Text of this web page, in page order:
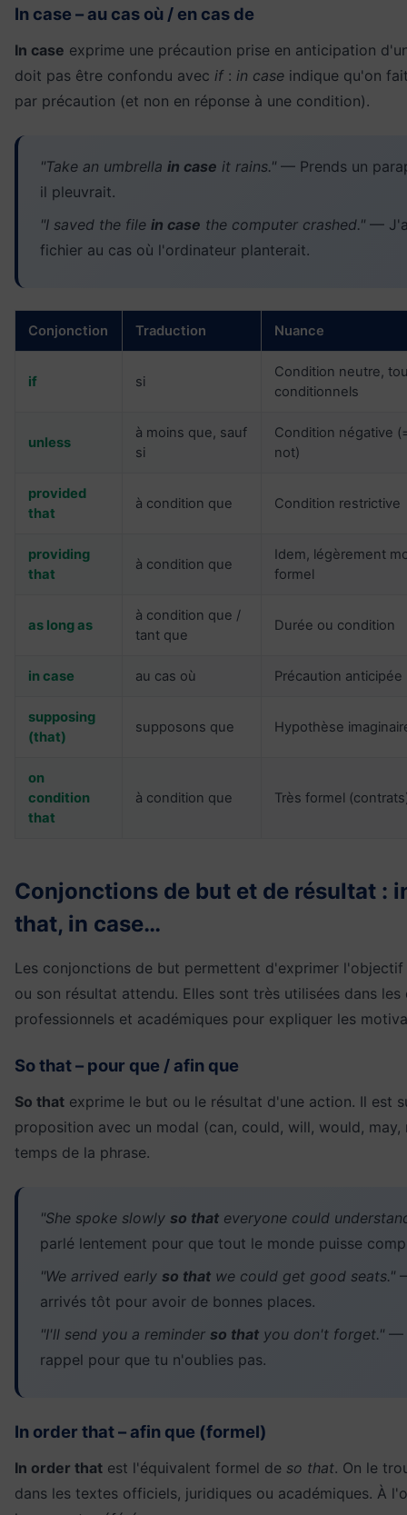
In case – au cas où / en cas de
In case exprime une précaution prise en anticipation
doit pas être confondu avec if: in case indique qu'on
par précaution (et non en réponse à une condition).
"Take an umbrella in case it rains." — Prends un
il pleuvrait.
"I saved the file in case the computer crashed." —
fichier au cas où l'ordinateur planterait.
Conjonction Traduction Nuance
if si
Condition neutre,
conditionnels
unless
à moins que, sauf
si
Condition négative
not)
provided
that
à condition que Condition restrictive
providing
that
à condition que
Idem, légèrement
formel
as long as
à condition que /
tant que
Durée ou condition
in case au cas où Précaution anticipée
supposing
(that)
supposons que Hypothèse
on
condition
that
à condition que Très formel
Conjonctions de but et de résultat :
that, in case…
Les conjonctions de but permettent d'exprimer
ou son résultat attendu. Elles sont très utilisées dans
professionnels et académiques pour expliquer les
So that – pour que / afin que
So that exprime le but ou le résultat d'une action. Il est
proposition avec un modal (can, could, will, would, may,
temps de la phrase.
"She spoke slowly so that everyone could
parlé lentement pour que tout le monde puisse
"We arrived early so that we could get good seats."
arrivés tôt pour avoir de bonnes places.
"I'll send you a reminder so that you don't forget." —
rappel pour que tu n'oublies pas.
In order that – afin que (formel)
In order that est l'équivalent formel de so that. On le
dans les textes officiels, juridiques ou académiques. À